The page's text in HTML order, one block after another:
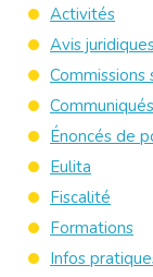
Activités
Avis
Énoncés de
Eulita
Fiscalité
Formations
Infos